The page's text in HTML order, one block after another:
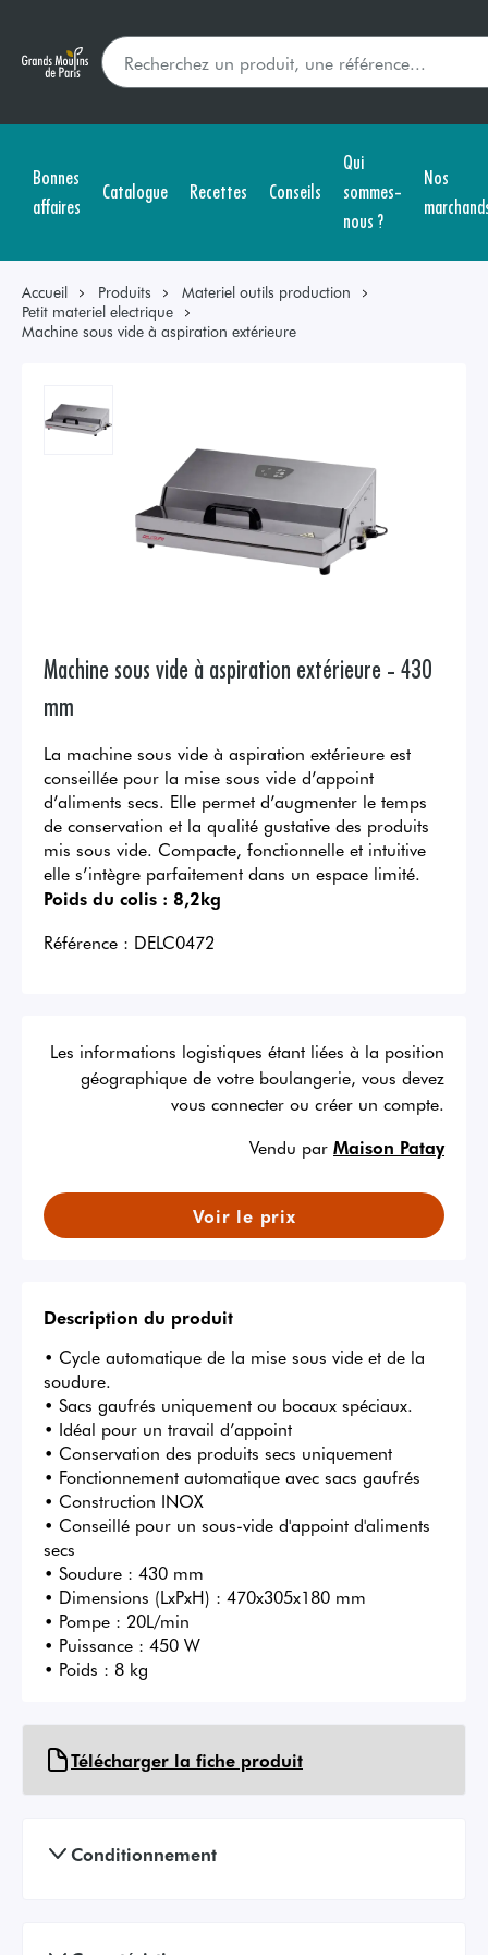
Bonnes
affaires
Catalogue Recettes Conseils
Qui
sommes-
nous ?
Nos
Accueil Produits
Materiel outils production
Petit materiel electrique
Machine sous vide à aspiration extérieure
Machine sous vide à aspiration extérieure - 430
mm
La machine sous vide à aspiration extérieure est
conseillée pour la mise sous vide d’appoint
d’aliments secs. Elle permet d’augmenter le temps
de conservation et la qualité gustative des produits
mis sous vide. Compacte, fonctionnelle et intuitive
elle s’intègre parfaitement dans un espace limité.
Poids du colis : 8,2kg
Référence : DELC0472
Les informations logistiques étant liées à la position
géographique de votre boulangerie, vous devez
vous connecter ou créer un compte.
Vendu par Maison Patay
Voir le prix
Description du produit
• Cycle automatique de la mise sous vide et de la
soudure.
• Sacs gaufrés uniquement ou bocaux spéciaux.
• Idéal pour un travail d’appoint
• Conservation des produits secs uniquement
• Fonctionnement automatique avec sacs gaufrés
• Construction INOX
• Conseillé pour un sous-vide d'appoint d'aliments
secs
• Soudure : 430 mm
• Dimensions (LxPxH) : 470x305x180 mm
• Pompe : 20L/min
• Puissance : 450 W
• Poids : 8 kg
Télécharger la fiche produit
Conditionnement